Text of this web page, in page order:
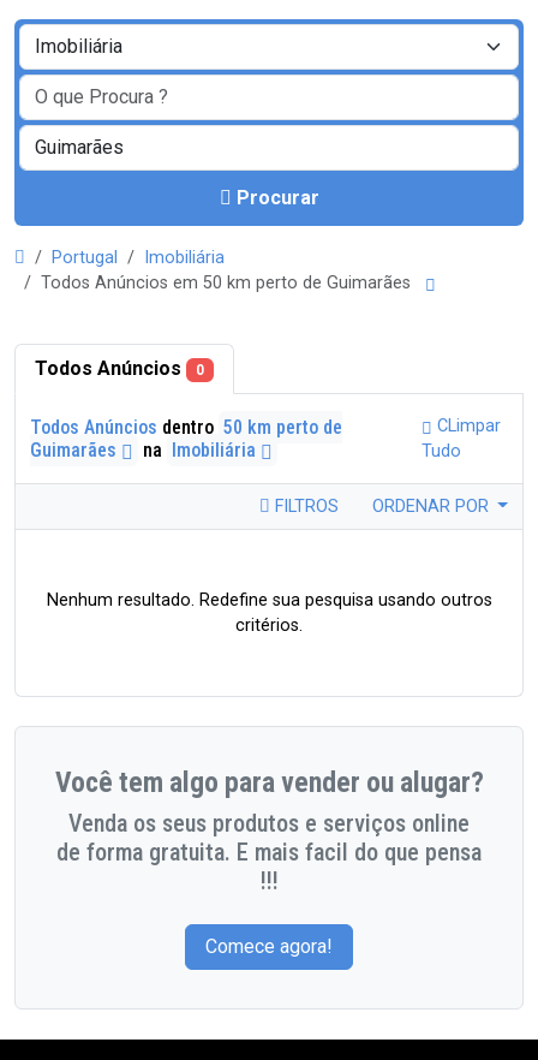
Procurar
Portugal
Imobiliária
Todos Anúncios em 50 km perto de Guimarães
Todos Anúncios 0
Todos Anúncios dentro 50 km perto de
Guimarães
na Imobiliária
CLimpar
Tudo
FILTROS ORDENAR POR
Nenhum resultado. Redefine sua pesquisa usando outros
critérios.
Você tem algo para vender ou alugar?
Venda os seus produtos e serviços online
de forma gratuita. E mais facil do que pensa
!!!
Comece agora!